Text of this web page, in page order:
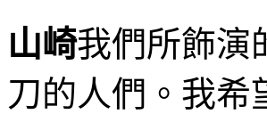
山崎我們所飾演
刀的人們。我希